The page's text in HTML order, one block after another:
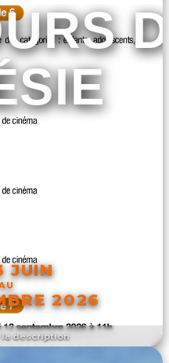
la description
JUIN
2026